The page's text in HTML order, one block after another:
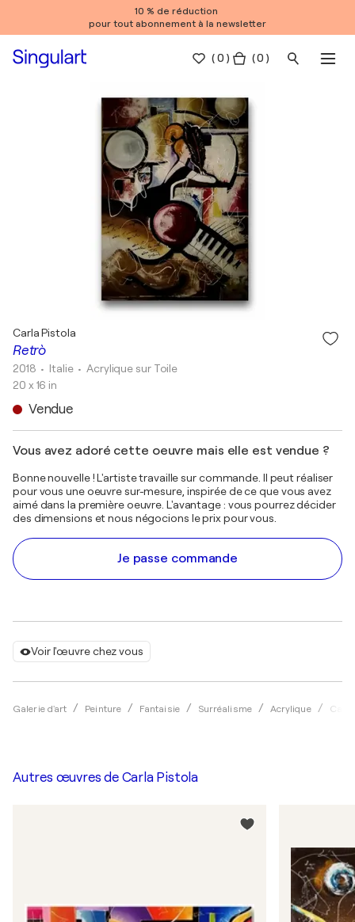
10 % de réduction
pour tout abonnement à la newsletter
(0 ) ( 0 )
Voir l'œuvre chez vous
Galerie d'art Peinture Fantaisie Surréalisme Acrylique
Retrò
Carla Pistola
2018 • Italie •Acrylique sur Toile
20 x 16 in
Vendue
Vous avez adoré cette oeuvre mais elle est vendue ?
Bonne nouvelle ! L'artiste travaille sur commande. Il peut réaliser
pour vous une oeuvre sur-mesure, inspirée de ce que vous avez
aimé dans la première oeuvre. L'avantage : vous pourrez décider
des dimensions et nous négocions le prix pour vous.
Je passe commande
Autres œuvres de Carla Pistola